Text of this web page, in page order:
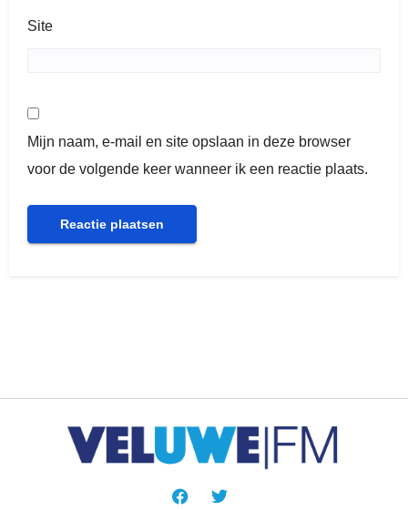
Site
Mijn naam, e-mail en site opslaan in deze browser
voor de volgende keer wanneer ik een reactie plaats.